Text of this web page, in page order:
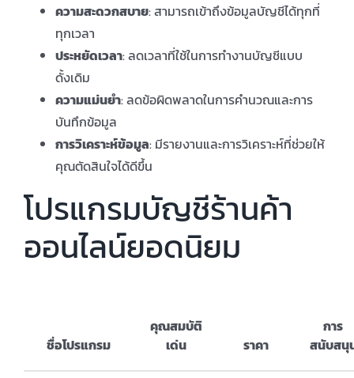
ความสะดวกสบาย: สามารถเข้าถึงข้อมูลบัญชีได้ทุกที่
ทุกเวลา
ประหยัดเวลา: ลดเวลาที่ใช้ในการทำงานบัญชีแบบ
ดั้งเดิม
ความแม่นยำ: ลดข้อผิดพลาดในการคำนวณและการ
บันทึกข้อมูล
การวิเคราะห์ข้อมูล: มีรายงานและการวิเคราะห์ที่ช่วยให้
คุณตัดสินใจได้ดีขึ้น
โปรแกรมบัญชีร้านค้า
ออนไลน์ยอดนิยม
ชื่อโปรแกรม
คุณสมบัติ
เด่น
ราคา
การ
สนับสนุ